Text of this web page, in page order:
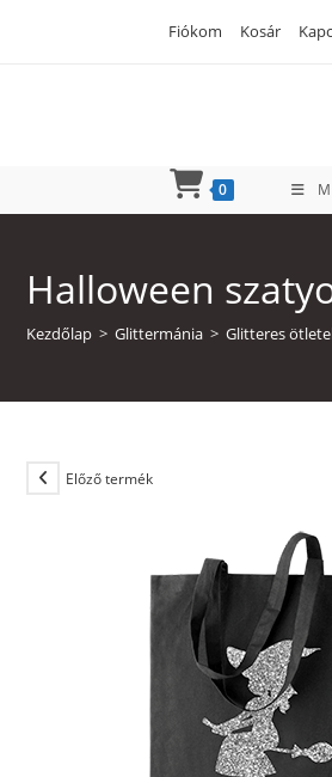
Fiókom Kosár
0
Halloween
Kezdőlap > Glittermánia > Glitteres
Előző termék